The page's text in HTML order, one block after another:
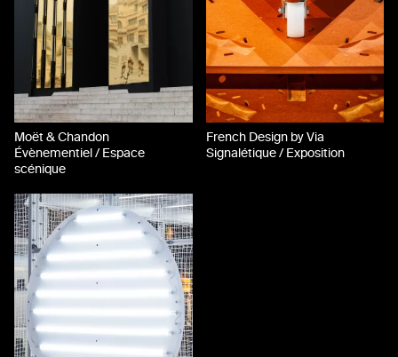
Moët & Chandon
Évènementiel / Espace
scénique
French Design by Via
Signalétique / Exposition